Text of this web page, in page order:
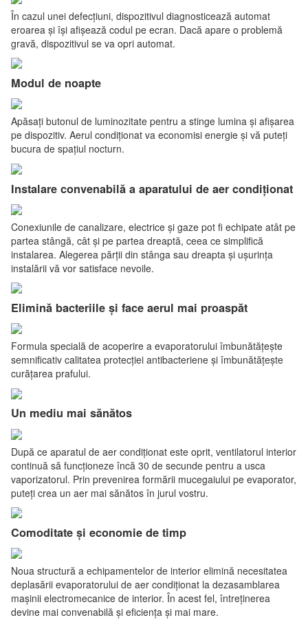
În cazul unei defecțiuni, dispozitivul diagnosticează automat
eroarea și își afișează codul pe ecran. Dacă apare o problemă
gravă, dispozitivul se va opri automat.
Modul de noapte
Apăsați butonul de luminozitate pentru a stinge lumina și afișarea
pe dispozitiv. Aerul condiționat va economisi energie și vă puteți
bucura de spațiul nocturn.
Instalare convenabilă a aparatului de aer condiționat
Conexiunile de canalizare, electrice și gaze pot fi echipate atât pe
partea stângă, cât și pe partea dreaptă, ceea ce simplifică
instalarea. Alegerea părții din stânga sau dreapta și ușurința
instalării vă vor satisface nevoile.
Elimină bacteriile și face aerul mai proaspăt
Formula specială de acoperire a evaporatorului îmbunătățește
semnificativ calitatea protecției antibacteriene și îmbunătățește
curățarea prafului.
Un mediu mai sănătos
După ce aparatul de aer condiționat este oprit, ventilatorul interior
continuă să funcționeze încă 30 de secunde pentru a usca
vaporizatorul. Prin prevenirea formării mucegaiului pe evaporator,
puteți crea un aer mai sănătos în jurul vostru.
Comoditate și economie de timp
Noua structură a echipamentelor de interior elimină necesitatea
deplasării evaporatorului de aer condiționat la dezasamblarea
mașinii electromecanice de interior. În acest fel, întreținerea
devine mai convenabilă și eficiența și mai mare.